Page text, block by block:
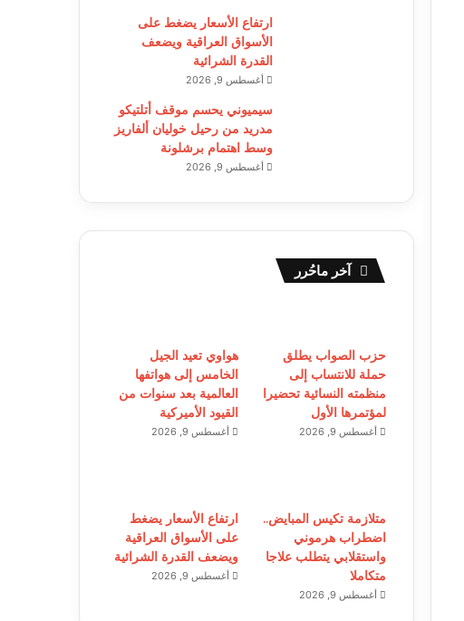
ارتفاع الأسعار يضغط على
الأسواق العراقية ويضعف
القدرة الشرائية
أغسطس 9, 2026
سيميوني يحسم موقف أتلتيكو
مدريد من رحيل خوليان ألفاريز
وسط اهتمام برشلونة
أغسطس 9, 2026
آخر ماحُرر
حزب الصواب يطلق
حملة للانتساب إلى
منظمته النسائية تحضيرا
لمؤتمرها الأول
أغسطس 9, 2026
هواوي تعيد الجيل
الخامس إلى هواتفها
العالمية بعد سنوات من
القيود الأميركية
أغسطس 9, 2026
متلازمة تكيس المبايض..
اضطراب هرموني
واستقلابي يتطلب علاجا
متكاملا
أغسطس 9, 2026
ارتفاع الأسعار يضغط
على الأسواق العراقية
ويضعف القدرة الشرائية
أغسطس 9, 2026